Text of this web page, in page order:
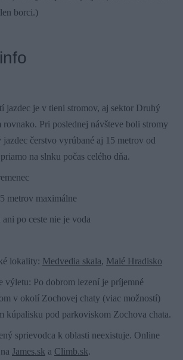
borci.)
jazdec je v tieni stromov, aj sektor Druhý
rovnako. Pri poslednej návšteve boli stromy
čerstvo vyrúbané aj 15 metrov od
na slnku počas celého dňa.
metrov maximálne
po ceste nie je voda
lokality: Medvedia skala, Malé Hradisko
výletu: Po dobrom lezení je príjemné
v okolí Zochovej chaty (viac možností)
kúpalisku pod parkoviskom Zochova chata.
sprievodca k oblasti neexistuje. Online
James.sk a Climb.sk.